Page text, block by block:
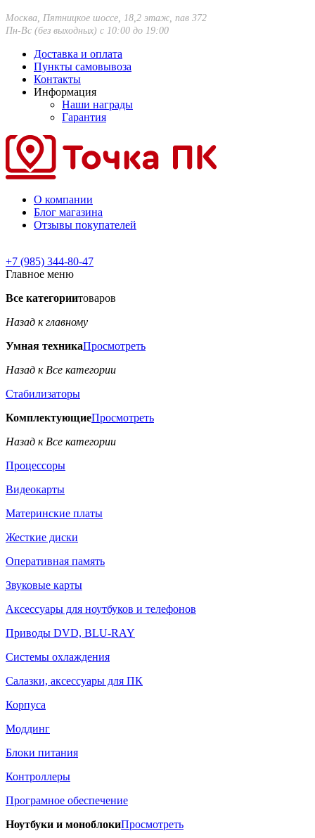
Москва, Пятницкое шоссе, 18,2 этаж, пав 372
Пн-Вс (без выходных) с 10:00 до 19:00
Доставка и оплата
Пункты самовывоза
Контакты
Информация
Наши награды
Гарантия
О компании
Блог магазина
Отзывы покупателей
+7 (985) 344-80-47
Главное меню
Все категориитоваров
Назад к главному
Умная техникаПросмотреть
Назад к Все категории
Стабилизаторы
КомплектующиеПросмотреть
Назад к Все категории
Процессоры
Видеокарты
Материнские платы
Жесткие диски
Оперативная память
Звуковые карты
Аксессуары для ноутбуков и телефонов
Приводы DVD, BLU-RAY
Системы охлаждения
Салазки, аксессуары для ПК
Корпуса
Моддинг
Блоки питания
Контроллеры
Програмное обеспечение
Ноутбуки и моноблокиПросмотреть